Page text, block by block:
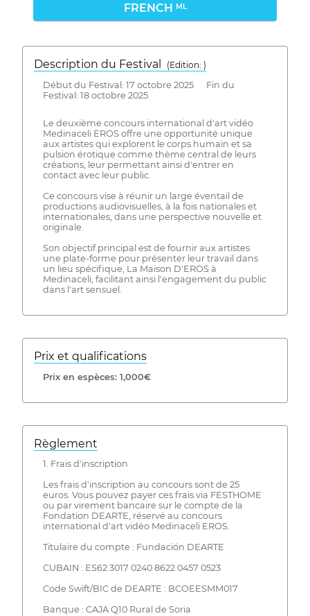
FRENCH ML
Description du Festival
( Edition: )
Début du Festival: 17 octobre 2025 Fin du
Festival: 18 octobre 2025
Le deuxième concours international d'art vidéo
Medinaceli EROS offre une opportunité unique
aux artistes qui explorent le corps humain et sa
pulsion érotique comme thème central de leurs
créations, leur permettant ainsi d'entrer en
contact avec leur public.
Ce concours vise à réunir un large éventail de
productions audiovisuelles, à la fois nationales et
internationales, dans une perspective nouvelle et
originale.
Son objectif principal est de fournir aux artistes
une plate-forme pour présenter leur travail dans
un lieu spécifique, La Maison D'EROS à
Medinaceli, facilitant ainsi l'engagement du public
dans l'art sensuel.
Prix ​​et qualifications
Prix ​​en espèces: 1,000€
Règlement
1. Frais d'inscription
Les frais d'inscription au concours sont de 25
euros. Vous pouvez payer ces frais via FESTHOME
ou par virement bancaire sur le compte de la
Fondation DEARTE, réservé au concours
international d'art vidéo Medinaceli EROS.
Titulaire du compte : Fundación DEARTE
CUBAIN : ES62 3017 0240 8622 0457 0523
Code Swift/BIC de DEARTE : BCOEESMM017
Banque : CAJA Q10 Rural de Soria